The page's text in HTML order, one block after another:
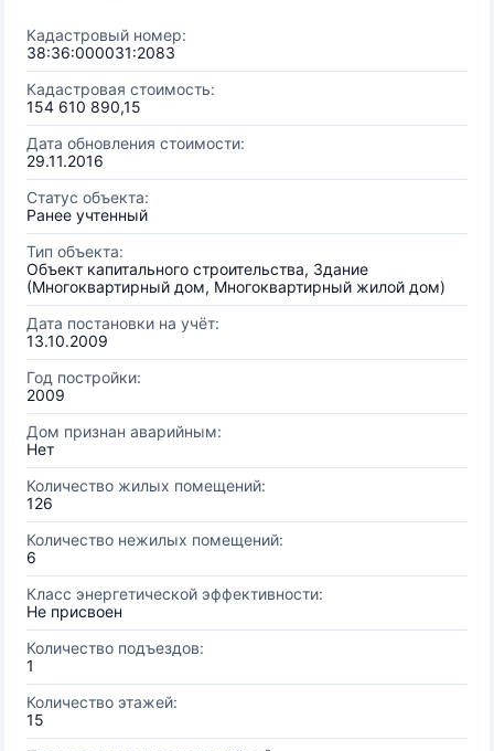
Кадастровый номер:
38:36:000031:2083
Кадастровая стоимость:
154 610 890,15
Дата обновления стоимости:
29.11.2016
Статус объекта:
Ранее учтенный
Тип объекта:
Объект капитального строительства, Здание
(Многоквартирный дом, Многоквартирный жилой дом)
Дата постановки на учёт:
13.10.2009
Год постройки:
2009
Дом признан аварийным:
Нет
Количество жилых помещений:
126
Количество нежилых помещений:
6
Класс энергетической эффективности:
Не присвоен
Количество подъездов:
1
Количество этажей:
15